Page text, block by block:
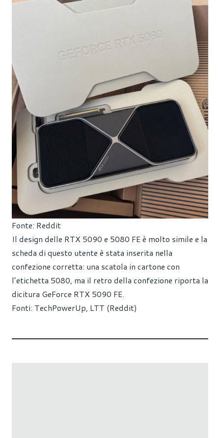
Fonte: Reddit
Il design delle RTX 5090 e 5080 FE è molto simile e la
scheda di questo utente è stata inserita nella
confezione corretta: una scatola in cartone con
l’etichetta 5080, ma il retro della confezione riporta la
dicitura GeForce RTX 5090 FE.
Fonti: TechPowerUp LTT (Reddit)